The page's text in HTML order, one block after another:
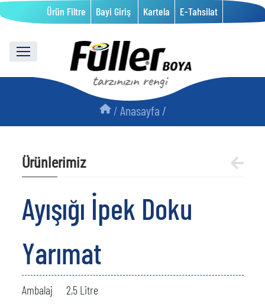
Ürün Filtre Bayi Giriş Kartela E-Tahsilat
/Anasayfa /
Ürünlerimiz
Ayışığı İpek Doku
Yarımat
Ambalaj 2,5 Litre